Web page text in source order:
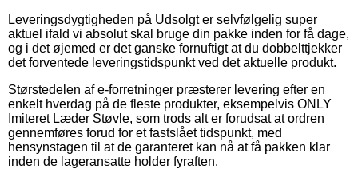
Leveringsdygtigheden på Udsolgt er selvfølgelig super
aktuel ifald vi absolut skal bruge din pakke inden for få dage,
og i det øjemed er det ganske fornuftigt at du dobbelttjekker
det forventede leveringstidspunkt ved det aktuelle produkt.
Størstedelen af e-forretninger præsterer levering efter en
enkelt hverdag på de fleste produkter, eksempelvis ONLY
Imiteret Læder Støvle, som trods alt er forudsat at ordren
gennemføres forud for et fastslået tidspunkt, med
hensynstagen til at de garanteret kan nå at få pakken klar
inden de lageransatte holder fyraften.